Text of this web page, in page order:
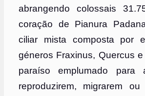
abrangendo colossais
coração de Pianura
ciliar mista composta por
géneros Fraxinus, Quercus
paraíso emplumado
reproduzirem, migrarem